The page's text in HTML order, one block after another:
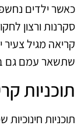
כאשר ילדים
סקרנות ורצון
קריאה מגיל
שתשאר עמם גם
תוכניות
תוכניות